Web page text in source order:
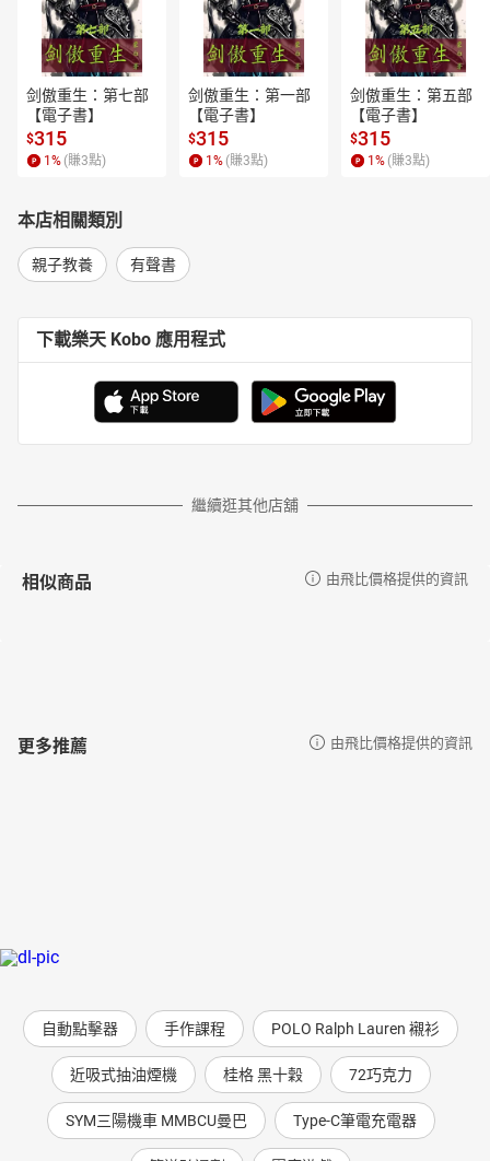
剑傲重生：第七部
【電子書】
$315
1 % (賺3點)
剑傲重生：第一部
【電子書】
$315
1 % (賺3點)
剑傲重生：第五部
【電子書】
$315
1 % (賺3點)
本店相關類別
親子教養 有聲書
下載樂天 Kobo 應用程式
繼續逛其他店舖
相似商品 由飛比價格提供的資訊
更多推薦 由飛比價格提供的資訊
自動點擊器 手作課程 POLO Ralph Lauren 襯衫
近吸式抽油煙機 桂格 黑十穀 72巧克力
SYM三陽機車 MMBCU曼巴 Type-C筆電充電器